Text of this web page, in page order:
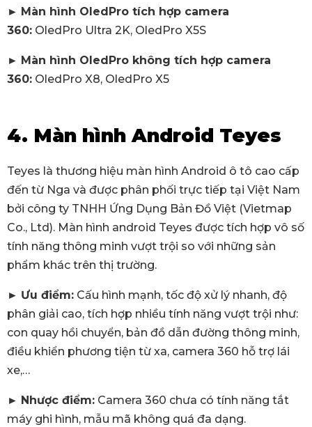
► Màn hình OledPro tích hợp camera
360: OledPro Ultra 2K, OledPro X5S
► Màn hình OledPro không tích hợp camera
360: OledPro X8, OledPro X5
4. Màn hình Android Teyes
Teyes là thương hiệu màn hình Android ô tô cao cấp
đến từ Nga và được phân phối trực tiếp tại Việt Nam
bởi công ty TNHH Ứng Dụng Bản Đồ Việt (Vietmap
Co., Ltd). Màn hình android Teyes được tích hợp vô số
tính năng thông minh vượt trội so với những sản
phẩm khác trên thị trường.
► Ưu điểm: Cấu hình mạnh, tốc độ xử lý nhanh, độ
phân giải cao, tích hợp nhiều tính năng vượt trội như:
con quay hồi chuyển, bản đồ dẫn đường thông minh,
điều khiển phương tiện từ xa, camera 360 hỗ trợ lái
xe,…
► Nhược điểm: Camera 360 chưa có tính năng tắt
máy ghi hình, mẫu mã không quá đa dạng.